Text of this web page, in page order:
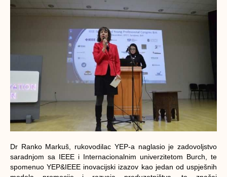
Dr Ranko Markuš, rukovodilac YEP-a naglasio je zadovoljstvo
saradnjom sa IEEE i Internacionalnim univerzitetom Burch, te
spomenuo YEP&IEEE inovacijski izazov kao jedan od uspješnih